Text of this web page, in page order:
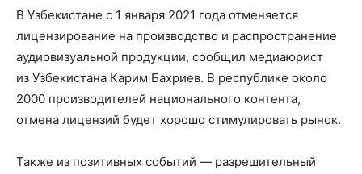
В Узбекистане с 1 января 2021 года отменяется
лицензирование на производство и распространение
аудиовизуальной продукции, сообщил медиаюрист
из Узбекистана Карим Бахриев. В республике около
2000 производителей национального контента,
отмена лицензий будет хорошо стимулировать рынок.
Также из позитивных событий — разрешительный